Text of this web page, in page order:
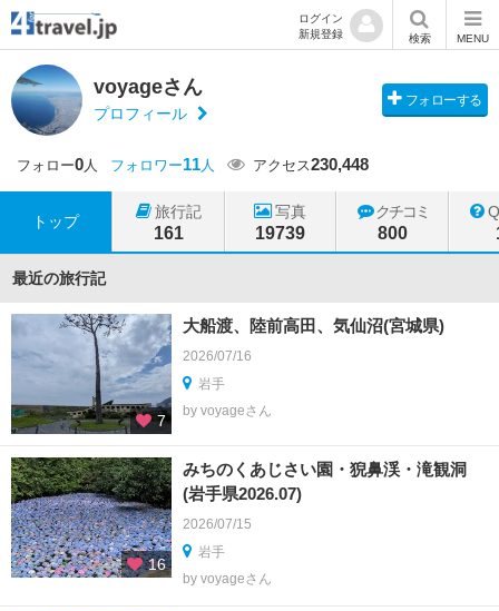
ログイン
新規登録
検索 MENU
voyageさん
プロフィール
フォローする
フォロー0人 フォロワー11人 アクセス230,448
トップ
旅行記
161
写真
19739
クチコミ
800
最近の旅行記
7
大船渡、陸前高田、気仙沼(宮城県)
2026/07/16
岩手
by voyageさん
16
みちのくあじさい園・猊鼻渓・滝観洞
(岩手県2026.07)
2026/07/15
岩手
by voyageさん